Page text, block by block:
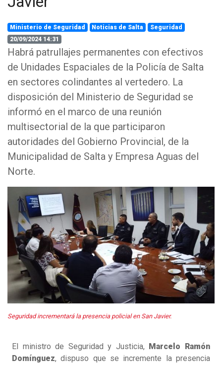
Ministerio de Seguridad Noticias de Salta
Seguridad
20/09/2024 14:31
Habrá patrullajes permanentes con efectivos
de Unidades Espaciales de la Policía de Salta
en sectores colindantes al vertedero. La
disposición del Ministerio de Seguridad se
informó en el marco de una reunión
multisectorial de la que participaron
autoridades del Gobierno Provincial, de la
Municipalidad de Salta y Empresa Aguas del
Norte.
Seguridad incrementará la presencia policial en San Javier.
El ministro de Seguridad y Justicia, Marcelo Ramón
Domínguez, dispuso que se incremente la presencia